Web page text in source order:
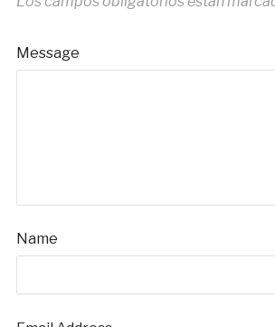
Message
Name